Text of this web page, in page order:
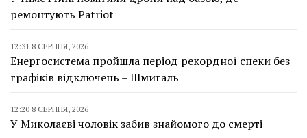
ремонтують Patriot
12:31 8 СЕРПНЯ, 2026
Енергосистема пройшла період рекордної спеки без
графіків відключень – Шмигаль
12:20 8 СЕРПНЯ, 2026
У Миколаєві чоловік забив знайомого до смерті